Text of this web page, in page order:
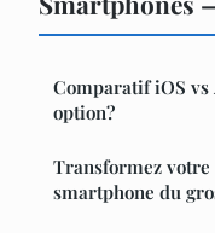
Comparatif iOS
option?
Transformez votre
smartphone du